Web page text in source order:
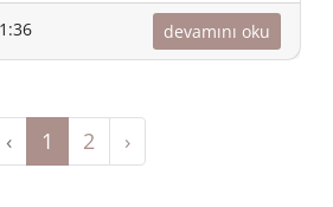
devamını oku
‹ 1 2 ›